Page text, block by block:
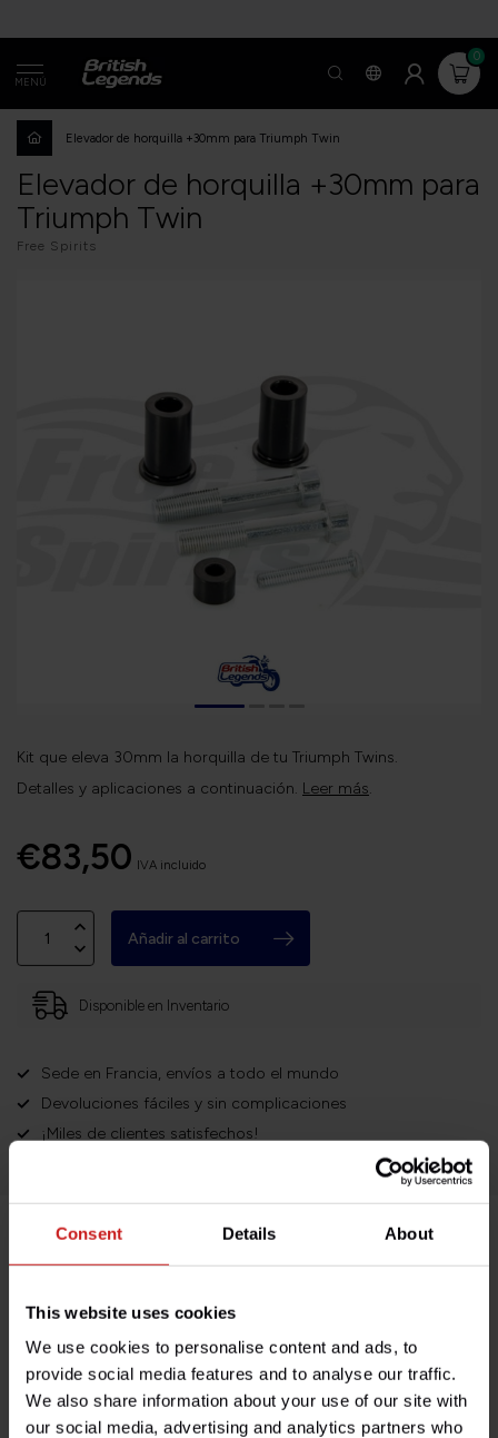
Consent Details About
This website uses cookies
We use cookies to personalise content and ads, to
provide social media features and to analyse our traffic.
We also share information about your use of our site with
our social media, advertising and analytics partners who
MENÚ
0
Elevador de horquilla +30mm para Triumph Twin
Elevador de horquilla +30mm para
Triumph Twin
Free Spirits
Kit que eleva 30mm la horquilla de tu Triumph Twins.
Detalles y aplicaciones a continuación. Leer más.
€83,50 IVA incluido
Añadir al carrito
Disponible en Inventario
Sede en Francia, envíos a todo el mundo
Devoluciones fáciles y sin complicaciones
¡Miles de clientes satisfechos!
Descripción del producto
Especificaciones
¿Tienes alguna pregunta sobre este producto?